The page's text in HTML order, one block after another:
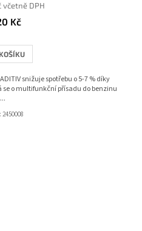
včetně DPH
Kč
snižuje spotřebu o 5-7 % díky
o multifunkční přísadu do benzinu
2450008